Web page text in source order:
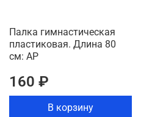
Палка гимнастическая
пластиковая. Длина 80
см: АР
160 ₽
В корзину